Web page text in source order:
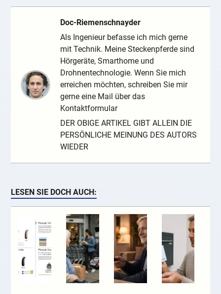
Doc-Riemenschnayder
Als Ingenieur befasse ich mich gerne
mit Technik. Meine Steckenpferde sind
Hörgeräte, Smarthome und
Drohnentechnologie. Wenn Sie mich
erreichen möchten, schreiben Sie mir
gerne eine Mail über das
Kontaktformular
DER OBIGE ARTIKEL GIBT ALLEIN DIE
PERSÖNLICHE MEINUNG DES AUTORS
WIEDER
LESEN SIE DOCH AUCH: